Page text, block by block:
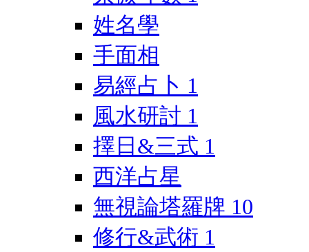
姓名學
手面相
易經占卜 1
風水研討 1
擇日&三式 1
西洋占星
無視論塔羅牌 10
修行&武術 1